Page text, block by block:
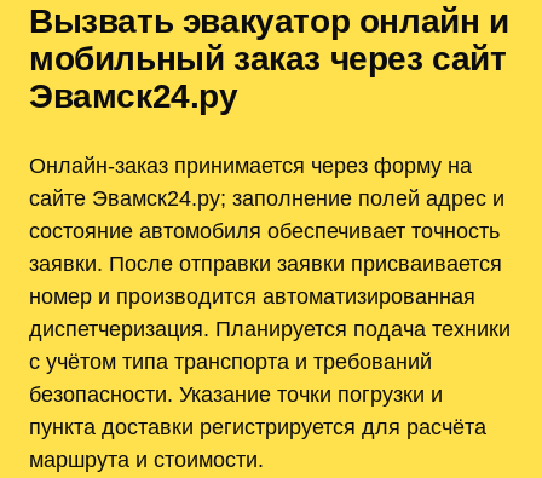
Вызвать эвакуатор онлайн и
мобильный заказ через сайт
Эвамск24.ру
Онлайн-заказ принимается через форму на
сайте Эвамск24.ру; заполнение полей адрес и
состояние автомобиля обеспечивает точность
заявки. После отправки заявки присваивается
номер и производится автоматизированная
диспетчеризация. Планируется подача техники
с учётом типа транспорта и требований
безопасности. Указание точки погрузки и
пункта доставки регистрируется для расчёта
маршрута и стоимости.